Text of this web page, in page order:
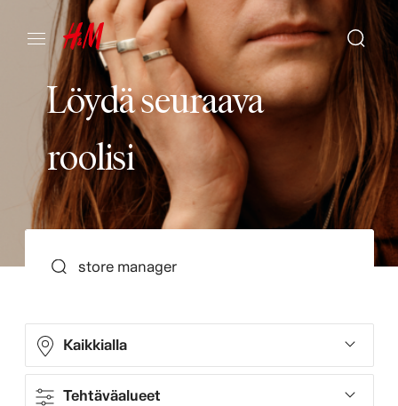
Löydäseuraava
roolisi
Kaikkialla
Tehtäväalueet